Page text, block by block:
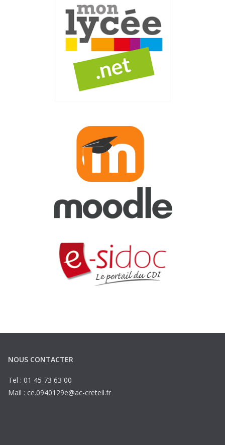
NOUS CONTACTER
Tel : 01 45 73 63 00
Mail : ce.0940129e@ac-creteil.fr